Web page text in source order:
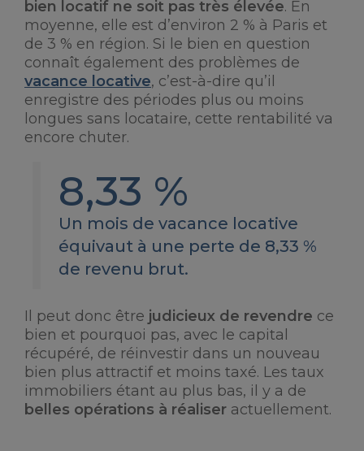
bien locatif ne soit pas très élevée. En
moyenne, elle est d’environ 2 % à Paris et
de 3 % en région. Si le bien en question
connaît également des problèmes de
vacance locative, c’est-à-dire qu’il
enregistre des périodes plus ou moins
longues sans locataire, cette rentabilité va
encore chuter.
8,33 %
Un mois de vacance locative
équivaut à une perte de 8,33 %
de revenu brut.
Il peut donc être judicieux de revendre ce
bien et pourquoi pas, avec le capital
récupéré, de réinvestir dans un nouveau
bien plus attractif et moins taxé. Les taux
immobiliers étant au plus bas, il y a de
belles opérations à réaliser actuellement.